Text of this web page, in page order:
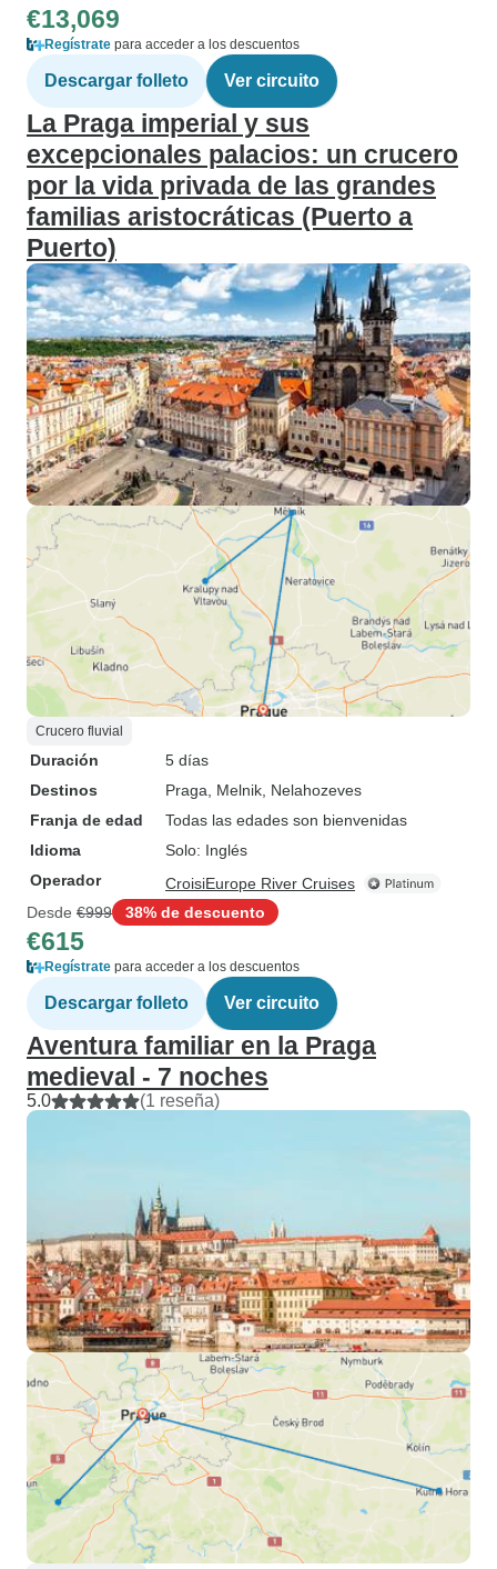
€13,069
Regístrate para acceder a los descuentos
Descargar folleto Ver circuito
La Praga imperial y sus
excepcionales palacios: un crucero
por la vida privada de las grandes
familias aristocráticas (Puerto a
Puerto)
Crucero fluvial
Duración
5 días
Destinos
Praga , Melnik , Nelahozeves
Franja de edad
Todas las edades son bienvenidas
Idioma
Solo: Inglés
Operador
CroisiEurope River Cruises
Desde €999 38% de descuento
€615
Regístrate para acceder a los descuentos
Descargar folleto Ver circuito
Aventura familiar en la Praga
medieval - 7 noches
5.0 (1 reseña)